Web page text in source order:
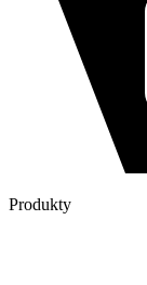
Produkty